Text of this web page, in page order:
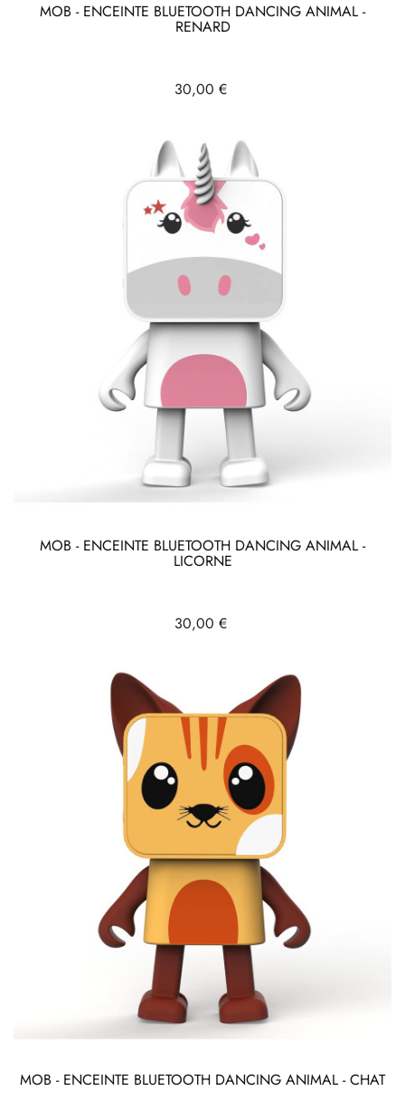
MOB - ENCEINTE BLUETOOTH DANCING ANIMAL -
RENARD
Prix
30,00 €
MOB - ENCEINTE BLUETOOTH DANCING ANIMAL -
LICORNE
Prix
30,00 €
MOB - ENCEINTE BLUETOOTH DANCING ANIMAL - CHAT